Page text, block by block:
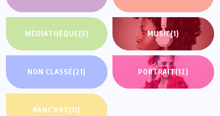
MÉDIATHÈQUE(5) MUSIC(1)
NON CLASSÉ(21) PORTRAIT(12)
RANC’ART(11)